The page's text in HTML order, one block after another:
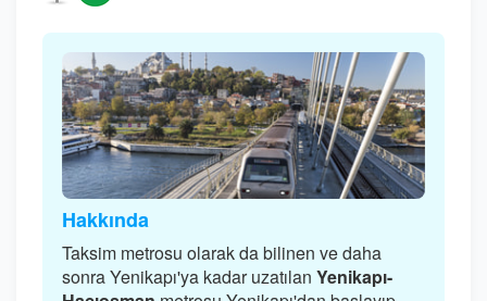
Hakkında
Taksim metrosu olarak da bilinen ve daha
sonra Yenikapı'ya kadar uzatılan Yenikapı-